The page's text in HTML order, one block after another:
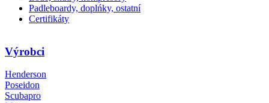
Padleboardy, doplńky, ostatní
Certifikáty
Výrobci
Henderson
Poseidon
Scubapro